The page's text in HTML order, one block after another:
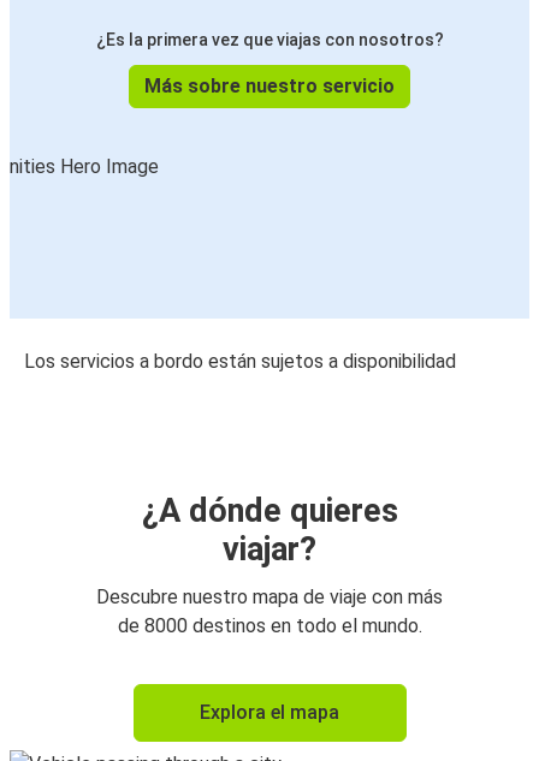
¿Es la primera vez que viajas con nosotros?
Más sobre nuestro servicio
Los servicios a bordo están sujetos a disponibilidad
¿A dónde quieres
viajar?
Descubre nuestro mapa de viaje con más
de 8000 destinos en todo el mundo.
Explora el mapa